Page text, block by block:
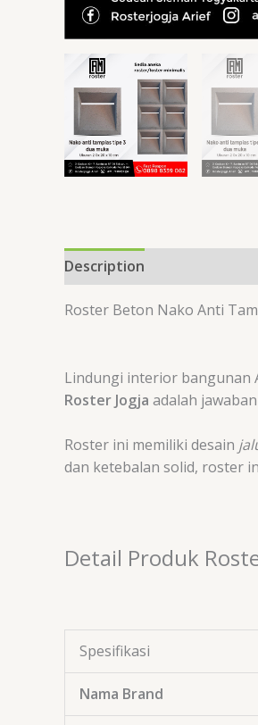
Description
Roster Beton Nako Anti
Lindungi interior bangunan
Roster Jogja adalah
Roster ini memiliki desain
dan ketebalan solid, roster
Detail Produk
Spesifikasi
Nama Brand